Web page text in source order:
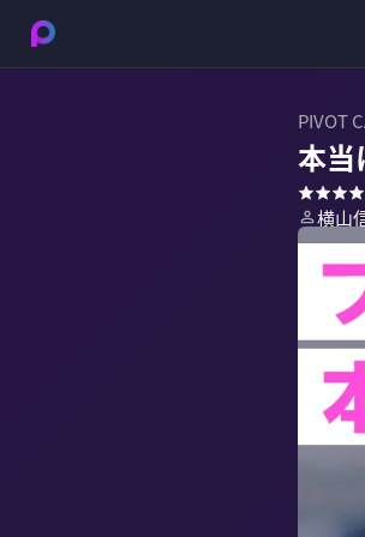
PIVOT
本当
横山